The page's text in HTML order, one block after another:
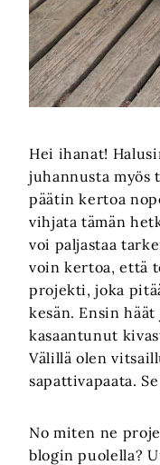
Hei ihanat!
juhannusta myös
päätin kertoa
vihjata tämän
voi paljastaa
voin kertoa, että
projekti, joka
kesän. Ensin
kasaantunut
Välillä olen
sapattivapaata.
No miten ne
blogin puolella?